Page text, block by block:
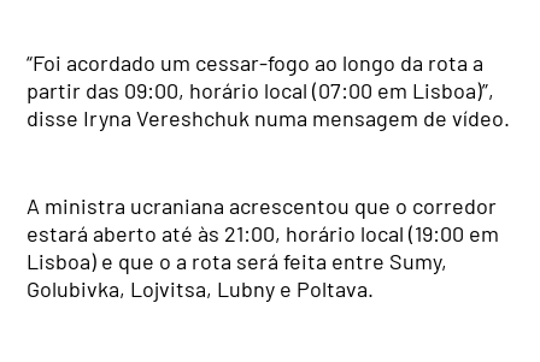
“Foi acordado um cessar-fogo ao longo da rota a
partir das 09:00, horário local (07:00 em Lisboa)”,
disse Iryna Vereshchuk numa mensagem de vídeo.
A ministra ucraniana acrescentou que o corredor
estará aberto até às 21:00, horário local (19:00 em
Lisboa) e que o a rota será feita entre Sumy,
Golubivka, Lojvitsa, Lubny e Poltava.